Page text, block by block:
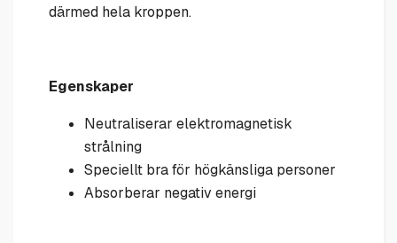
därmed hela kroppen.
Egenskaper
Neutraliserar elektromagnetisk
strålning
Speciellt bra för högkänsliga personer
Absorberar negativ energi